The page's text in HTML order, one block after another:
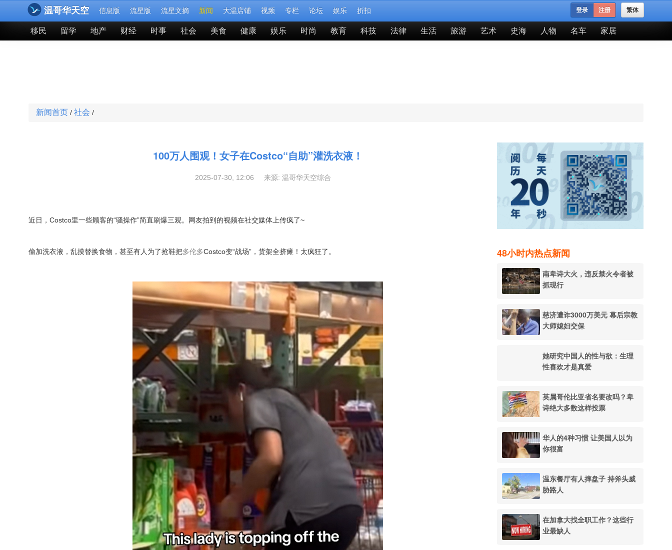
温哥华天空 信息版 流星版 流星文摘 新闻 大温店铺 视频 专栏 论坛 娱乐 折扣 繁体
登录 注册
移民 留学 地产 财经 时事 社会 美食 健康 娱乐 时尚 教育 科技 法律 生活 旅游 艺术 史海 人物 名车 家居
新闻首页 / 社会 /
100万人围观！女子在Costco“自助”灌洗衣液！
2025-07-30, 12:06 来源: 温哥华天空综合
近日，Costco里一些顾客的“骚操作”简直刷爆三观。网友拍到的视频在社交媒体上传疯了~
偷加洗衣液，乱摸替换食物，甚至有人为了抢鞋把多伦多Costco变“战场”，货架全挤瘫！太疯狂了。 48小时内热点新闻
南卑诗大火，违反禁火令者被
抓现行
慈济遭诈3000万美元 幕后宗教
大师媳妇交保
她研究中国人的性与欲：生理
性喜欢才是真爱
英属哥伦比亚省名要改吗？卑
诗绝大多数这样投票
华人的4种习惯 让美国人以为
你很富
温东餐厅有人摔盘子 持斧头威
胁路人
在加拿大找全职工作？这些行
业最缺人